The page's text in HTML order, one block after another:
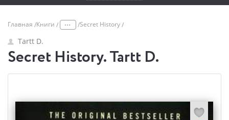
Главная Книги ... Secret History
Tartt D.
Secret History. Tartt D.